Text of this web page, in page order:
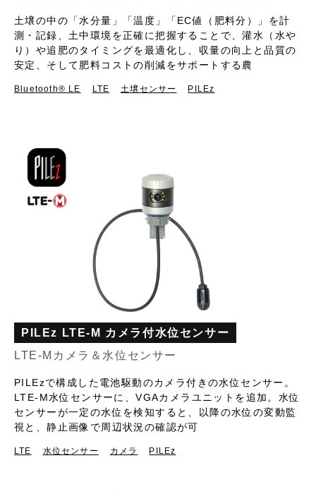
土壌の中の「水分量」「温度」「EC値（肥料分）」を計
測・記録、土中環境を正確に把握することで、灌水（水や
り）や追肥のタイミングを最適化し、収量の向上と品質の
安定、そして肥料コストの削減をサポートする農
Bluetooth®︎ LE LTE 土壌センサー PILEz
PILEz LTE-M カメラ付水位センサー
LTE-Mカメラ＆水位センサー
PILEzで構成した電池駆動のカメラ付きの水位センサー。
LTE-M水位センサーに、VGAカメラユニットを追加。水位
センサーが一定の水位を検知すると、以降の水位の変動監
視と、静止画像で周辺状況の確認が可
LTE 水位センサー カメラ PILEz